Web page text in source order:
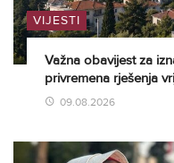
VIJESTI
Važna obavijest za
privremena rješenja
09.08.2026